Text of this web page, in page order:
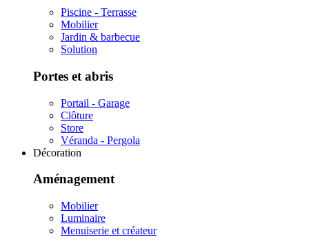
Piscine - Terrasse
Mobilier
Jardin & barbecue
Solution
Portes et abris
Portail - Garage
Clôture
Store
Véranda - Pergola
Décoration
Aménagement
Mobilier
Luminaire
Menuiserie et créateur